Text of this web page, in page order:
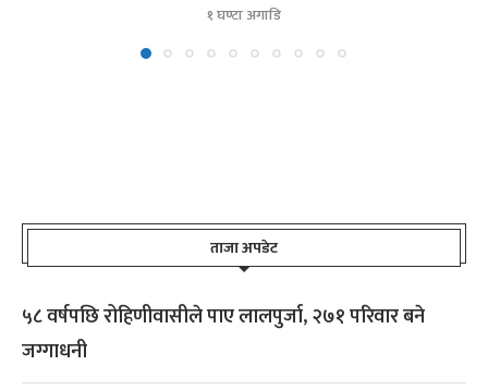
१ घण्टा अगाडि
ताजा अपडेट
५८ वर्षपछि रोहिणीवासीले पाए लालपुर्जा, २७१ परिवार बने
जग्गाधनी